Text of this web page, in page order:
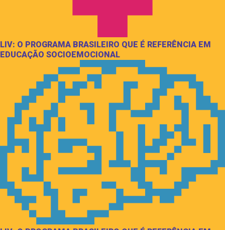
LIV: O PROGRAMA BRASILEIRO QUE É REFERÊNCIA EM
EDUCAÇÃO SOCIOEMOCIONAL